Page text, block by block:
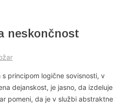
neskončnost
principom logične sovisnosti, v
dejanskost, je jasno, da izdeluje
pomeni, da je v službi abstraktne